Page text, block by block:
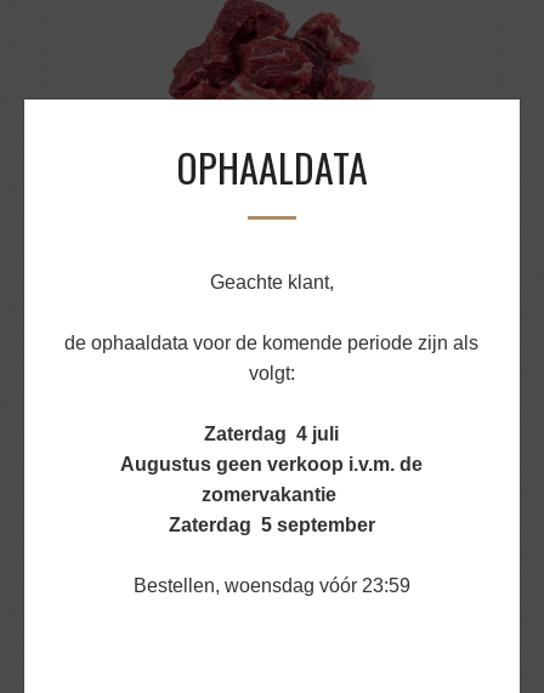
OPHAALDATA
Geachte klant,
de ophaaldata voor de komende periode zijn als
volgt:
Zaterdag 4 juli
Augustus geen verkoop i.v.m. de
zomervakantie
Zaterdag 5 september
Bestellen, woensdag vóór 23:59
HACHEE/GOULASHVLEES ONDERRIB RUND
v.a.€5,33
BEKIJK PRODUCT